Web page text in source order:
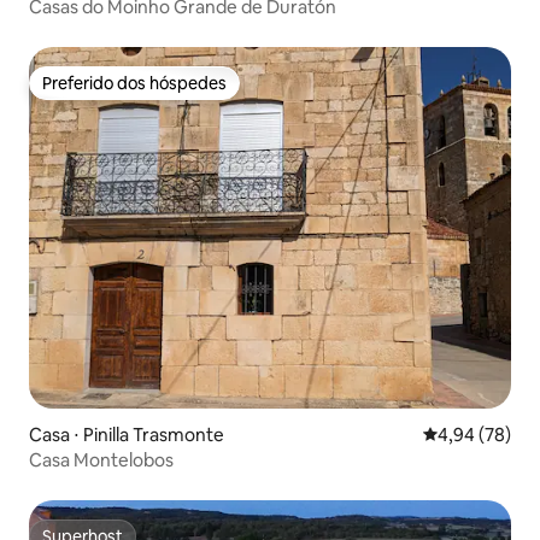
Casas do Moinho Grande de Duratón
Preferido dos hóspedes
Preferido dos hóspedes
Casa ⋅ Pinilla Trasmonte 4,94 de uma
4,94 (78)
Casa Montelobos